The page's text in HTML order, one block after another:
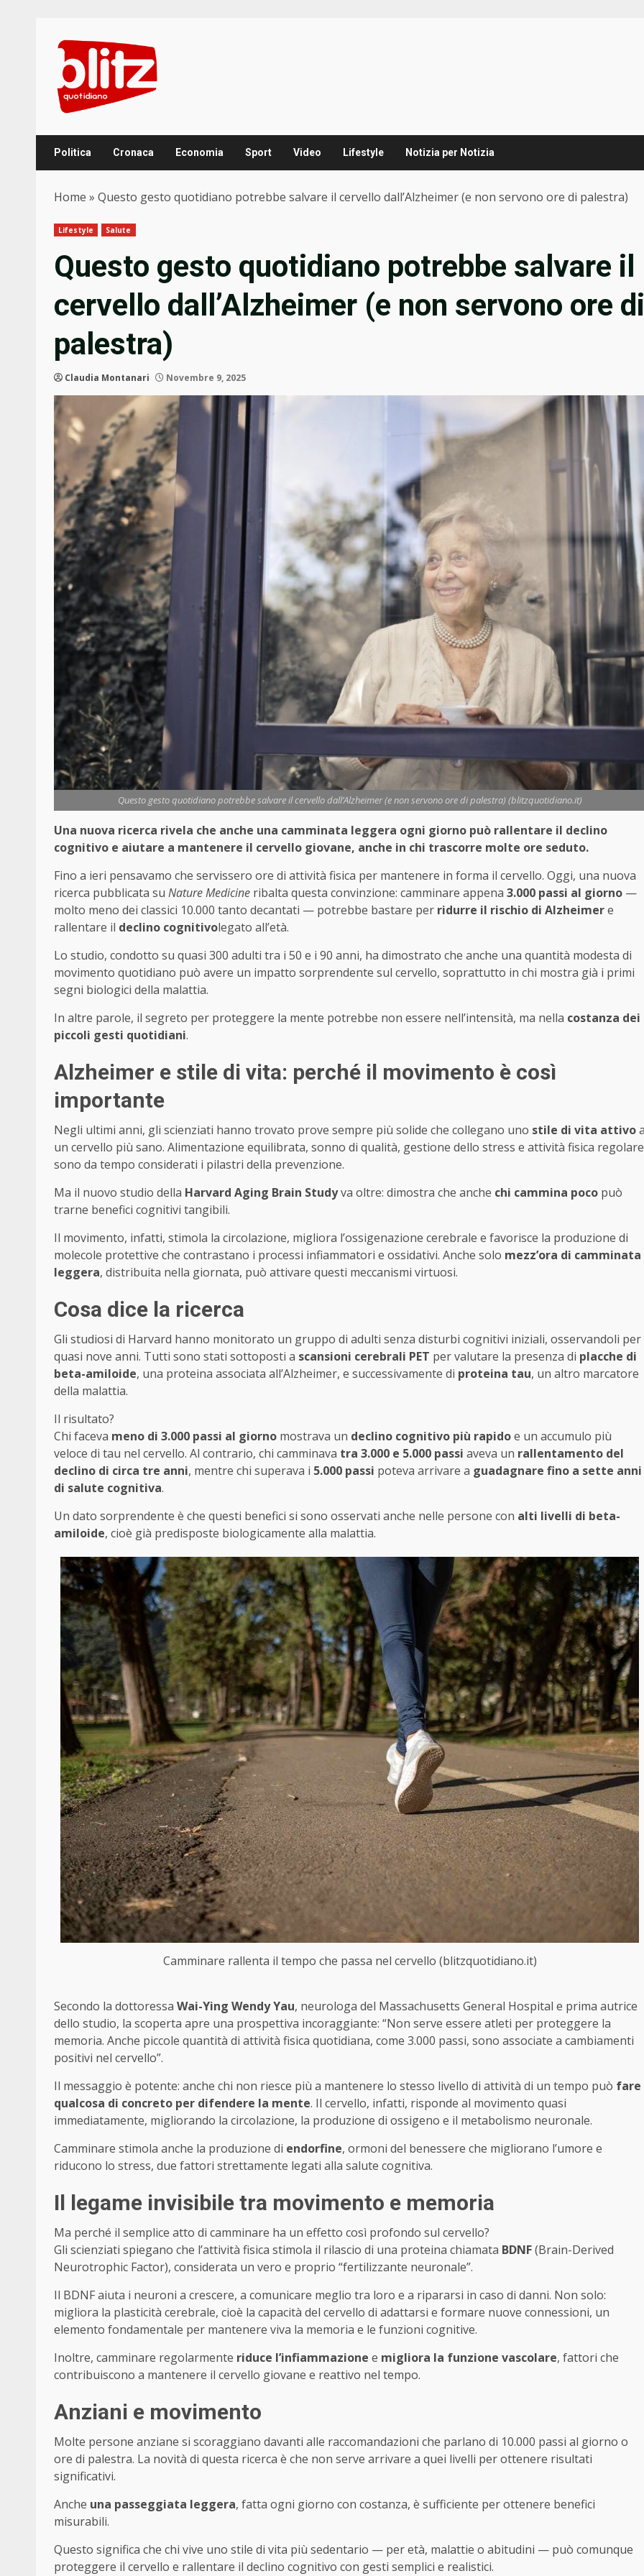
content
Politica Cronaca Economia Sport Video Lifestyle Notizia per Notizia
Home » Questo gesto quotidiano potrebbe salvare il cervello dall’Alzheimer (e non servono ore di palestra)
Lifestyle Salute
Questo gesto quotidiano potrebbe salvare il
cervello dall’Alzheimer (e non servono ore di
palestra)
Claudia Montanari Novembre 9, 2025
Questo gesto quotidiano potrebbe salvare il cervello dall’Alzheimer (e non servono ore di palestra) (blitzquotidiano.it)
Una nuova ricerca rivela che anche una camminata leggera ogni giorno può rallentare il declino
cognitivo e aiutare a mantenere il cervello giovane, anche in chi trascorre molte ore seduto.
Fino a ieri pensavamo che servissero ore di attività fisica per mantenere in forma il cervello. Oggi, una nuova
ricerca pubblicata su Nature Medicine ribalta questa convinzione: camminare appena 3.000 passi al giorno —
molto meno dei classici 10.000 tanto decantati — potrebbe bastare per ridurre il rischio di Alzheimere
rallentare il declino cognitivolegato all’età.
Lo studio, condotto su quasi 300 adulti tra i 50 e i 90 anni, ha dimostrato che anche una quantità modesta di
movimento quotidiano può avere un impatto sorprendente sul cervello, soprattutto in chi mostra già i primi
segni biologici della malattia.
In altre parole, il segreto per proteggere la mente potrebbe non essere nell’intensità, ma nella costanza dei
piccoli gesti quotidiani.
Alzheimer e stile di vita: perché il movimento è così
importante
Negli ultimi anni, gli scienziati hanno trovato prove sempre più solide che collegano uno stile di vita attivo
un cervello più sano. Alimentazione equilibrata, sonno di qualità, gestione dello stress e attività fisica regolare
sono da tempo considerati i pilastri della prevenzione.
Ma il nuovo studio della Harvard Aging Brain Studyva oltre: dimostra che anche chi cammina poco può
trarne benefici cognitivi tangibili.
Il movimento, infatti, stimola la circolazione, migliora l’ossigenazione cerebrale e favorisce la produzione di
molecole protettive che contrastano i processi infiammatori e ossidativi. Anche solo mezz’ora di camminata
leggera, distribuita nella giornata, può attivare questi meccanismi virtuosi.
Cosa dice la ricerca
Gli studiosi di Harvard hanno monitorato un gruppo di adulti senza disturbi cognitivi iniziali, osservandoli per
quasi nove anni. Tutti sono stati sottoposti a scansioni cerebrali PET per valutare la presenza di placche di
beta-amiloide, una proteina associata all’Alzheimer, e successivamente di proteina tau, un altro marcatore
della malattia.
Il risultato?
Chi faceva meno di 3.000 passi al giorno mostrava un declino cognitivo più rapidoe un accumulo più
veloce di tau nel cervello. Al contrario, chi camminava tra 3.000 e 5.000 passi aveva un rallentamento del
declino di circa tre anni, mentre chi superava i 5.000 passi poteva arrivare a guadagnare fino a sette anni
di salute cognitiva.
Un dato sorprendente è che questi benefici si sono osservati anche nelle persone con alti livelli di beta-
amiloide, cioè già predisposte biologicamente alla malattia.
Camminare rallenta il tempo che passa nel cervello (blitzquotidiano.it)
Secondo la dottoressa Wai-Ying Wendy Yau, neurologa del Massachusetts General Hospital e prima autrice
dello studio, la scoperta apre una prospettiva incoraggiante: “Non serve essere atleti per proteggere la
memoria. Anche piccole quantità di attività fisica quotidiana, come 3.000 passi, sono associate a cambiamenti
positivi nel cervello”.
Il messaggio è potente: anche chi non riesce più a mantenere lo stesso livello di attività di un tempo può fare
qualcosa di concreto per difendere la mente. Il cervello, infatti, risponde al movimento quasi
immediatamente, migliorando la circolazione, la produzione di ossigeno e il metabolismo neuronale.
Camminare stimola anche la produzione di endorfine, ormoni del benessere che migliorano l’umore e
riducono lo stress, due fattori strettamente legati alla salute cognitiva.
Il legame invisibile tra movimento e memoria
Ma perché il semplice atto di camminare ha un effetto così profondo sul cervello?
Gli scienziati spiegano che l’attività fisica stimola il rilascio di una proteina chiamata BDNF(Brain-Derived
Neurotrophic Factor), considerata un vero e proprio “fertilizzante neuronale”.
Il BDNF aiuta i neuroni a crescere, a comunicare meglio tra loro e a ripararsi in caso di danni. Non solo:
migliora la plasticità cerebrale, cioè la capacità del cervello di adattarsi e formare nuove connessioni, un
elemento fondamentale per mantenere viva la memoria e le funzioni cognitive.
Inoltre, camminare regolarmente riduce l’infiammazione e migliora la funzione vascolare, fattori che
contribuiscono a mantenere il cervello giovane e reattivo nel tempo.
Anziani e movimento
Molte persone anziane si scoraggiano davanti alle raccomandazioni che parlano di 10.000 passi al giorno o
ore di palestra. La novità di questa ricerca è che non serve arrivare a quei livelli per ottenere risultati
significativi.
Anche una passeggiata leggera, fatta ogni giorno con costanza, è sufficiente per ottenere benefici
misurabili.
Questo significa che chi vive uno stile di vita più sedentario — per età, malattie o abitudini — può comunque
proteggere il cervello e rallentare il declino cognitivo con gesti semplici e realistici.